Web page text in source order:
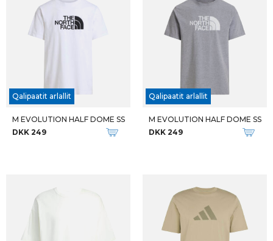
Qalipaatit arlallit
M EVOLUTION HALF DOME SS
DKK 249
Qalipaatit arlallit
M EVOLUTION HALF DOME SS
DKK 249